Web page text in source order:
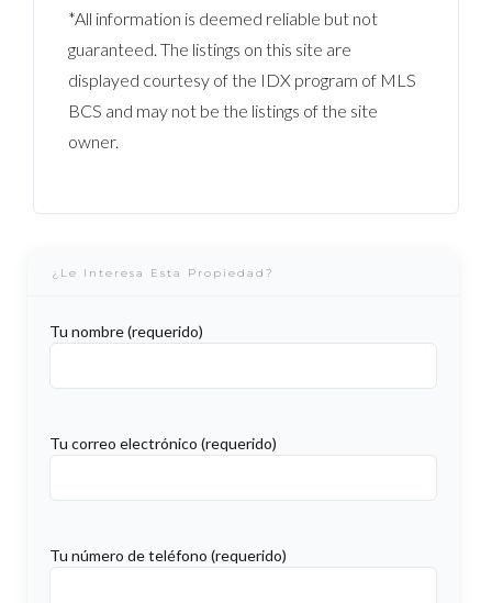
*All information is deemed reliable but not
guaranteed. The listings on this site are
displayed courtesy of the IDX program of MLS
BCS and may not be the listings of the site
owner.
¿Le Interesa Esta Propiedad?
Tu nombre (requerido)
Tu correo electrónico (requerido)
Tu número de teléfono (requerido)